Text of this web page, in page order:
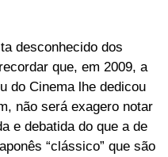
desconhecido dos
que, em 2009, a
do Cinema lhe dedicou
não será exagero notar
e debatida do que a de
“clássico” que são